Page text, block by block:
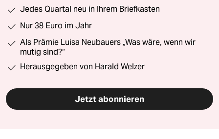
Jedes Quartal neu in Ihrem Briefkasten
Nur 38 Euro im Jahr
Als Prämie Luisa Neubauers „Was wäre, wenn wir
mutig sind?“
Herausgegeben von Harald Welzer
Jetzt abonnieren